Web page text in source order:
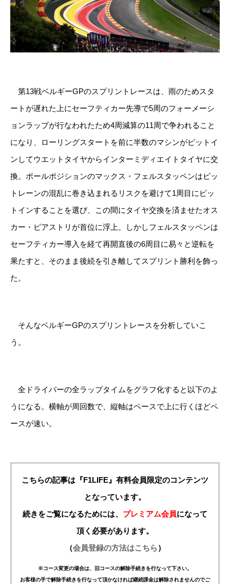
第13戦ベルギーGPのスプリントレースは、雨のためスタ
ートが遅れた上にセーフティカー先導で5周のフォーメーシ
ョンラップが行なわれたため4周減算の11周で争われること
になり、ローリングスタートを前に半数のマシンがピットイ
ンしてウエットタイヤからインターミディエイトタイヤに交
換。ポールポジションのマックス・フェルスタッペンはピッ
トレーンの混乱に巻き込まれるリスクを避けて1周目にピッ
トインすることを選び、この間にタイヤ交換を済ませたオス
カー・ピアストリが首位に浮上。しかしフェルスタッペンは
セーフティカー導入を経て再開直後の6周目に易々と逆転を
果たすと、そのまま後続を引き離してスプリント勝利を飾っ
た。
そんなベルギーGPのスプリントレースを分析していこ
う。
全ドライバーの全ラップタイムをグラフ化すると以下のよ
うになる。横軸が周回数で、縦軸はペースで上に行くほどペ
ースが速い。
こちらの記事は『F1LIFE』有料会員限定のコンテンツ
となっています。
続きをご覧になるためには、 プレミアム会員になって
頂く必要があります。
（会員登録の方法はこちら）
※コース変更の場合は、旧コースの解除手続きを行なって下さい。
お客様の手で解除手続きを行なって頂かなければ継続課金は解除されませんのでご